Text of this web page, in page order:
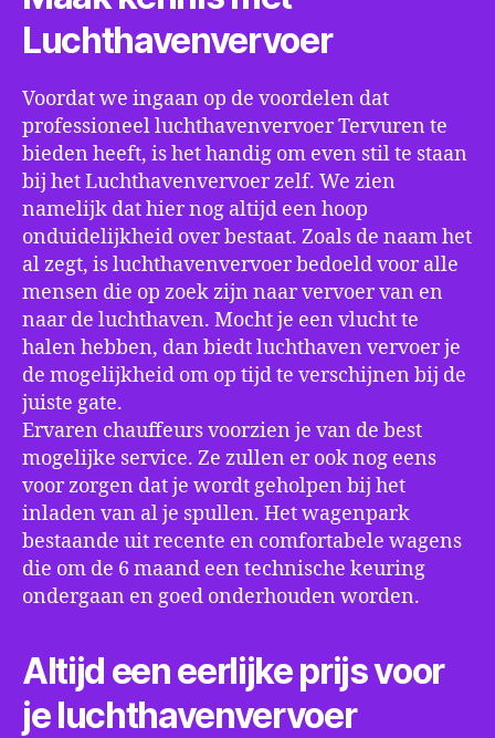
Luchthavenvervoer
Voordat we ingaan op de voordelen dat
professioneel luchthavenvervoer Tervuren te
bieden heeft, is het handig om even stil te staan
bij het Luchthavenvervoer zelf. We zien
namelijk dat hier nog altijd een hoop
onduidelijkheid over bestaat. Zoals de naam het
al zegt, is luchthavenvervoer bedoeld voor alle
mensen die op zoek zijn naar vervoer van en
naar de luchthaven. Mocht je een vlucht te
halen hebben, dan biedt luchthaven vervoer je
de mogelijkheid om op tijd te verschijnen bij de
juiste gate.
Ervaren chauffeurs voorzien je van de best
mogelijke service. Ze zullen er ook nog eens
voor zorgen dat je wordt geholpen bij het
inladen van al je spullen. Het wagenpark
bestaande uit recente en comfortabele wagens
die om de 6 maand een technische keuring
ondergaan en goed onderhouden worden.
Altijd een eerlijke prijs voor
je luchthavenvervoer